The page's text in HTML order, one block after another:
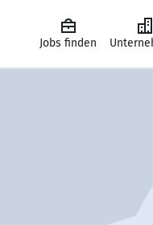
Jobs finden